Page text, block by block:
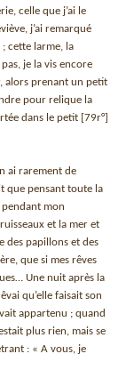
celle que j’ai le
j’ai remarqué
cette larme, la
je la vis encore
alors prenant un petit
pour relique la
dans le petit [79r°]
ai rarement de
que pensant toute la
pendant mon
et la mer et
des papillons et des
que si mes rêves
Une nuit après la
qu’elle faisait son
appartenu ; quand
plus rien, mais se
: « A vous, je